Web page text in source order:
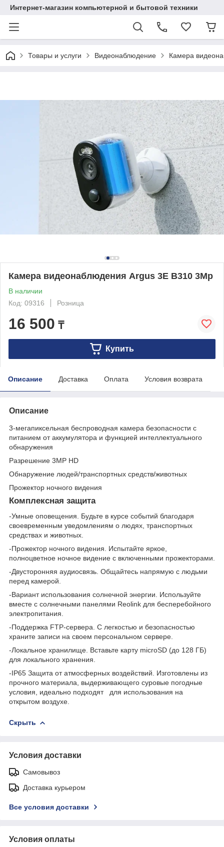
Интернет-магазин компьютерной и бытовой техники
Товары и услуги Видеонаблюдение Камера
Камера видеонаблюдения Argus 3E B310 3Mp
В наличии
Код: 09316
Розница
16 500 ₸
Купить
Описание Доставка Оплата Условия возврата
Описание
3-мегапиксельная беспроводная камера безопасности с
питанием от аккумулятора и функцией интеллектуального
обнаружения
Разрешение 3MP HD
Обнаружение людей/транспортных средств/животных
Прожектор ночного видения
Комплексная защита
-Умные оповещения. Будьте в курсе событий благодаря
своевременным уведомлениям о людях, транспортных
средствах и животных.
-Прожектор ночного видения. Испытайте яркое,
полноцветное ночное видение с включенными прожекторами.
-Двусторонняя аудиосвязь. Общайтесь напрямую с людьми
перед камерой.
-Вариант использования солнечной энергии. Используйте
вместе с солнечными панелями Reolink для бесперебойного
электропитания.
-Поддержка FTP-сервера. С легкостью и безопасностью
храните записи на своем персональном сервере.
-Локальное хранилище. Вставьте карту microSD (до 128 ГБ)
для локального хранения.
-IP65 Защита от атмосферных воздействий. Изготовлены из
прочного материала, выдерживающего суровые погодные
условия, идеально подходят для использования на
открытом воздухе.
Скрыть
Условия доставки
Самовывоз
Доставка курьером
Все условия доставки
Условия оплаты